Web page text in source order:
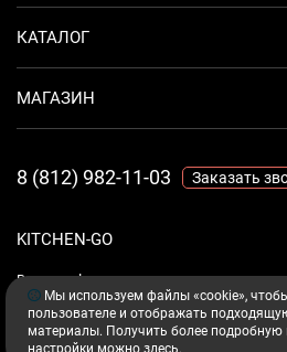
KITCHEN-GO
Ваш комфорт - дело техники.
КАТАЛОГ
МАГАЗИН
8 (812) 982-11-03 Заказать
Мы используем файлы «cookie»,
пользователе и отображать
материалы. Получить более
настройки можно здесь.